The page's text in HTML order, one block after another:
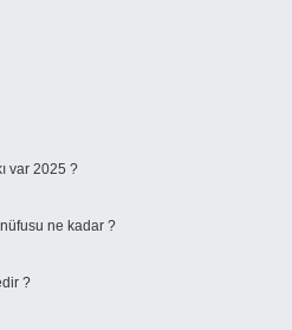
var 2025 ?
ne kadar ?
?